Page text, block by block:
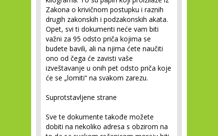
Zakona o krivičnom postupku i raznih
drugih zakonskih i podzakonskih akata.
Opet, svi ti dokumenti neće vam biti
važni za 95 odsto priča kojima se
budete bavili, ali na njima ćete naučiti
ono od čega će zavisti vaše
izveštavanje u onih pet odsto priča koje
će se „lomiti“ na svakom zarezu.
Suprotstavljene strane
Sve te dokumente takođe možete
dobiti na nekoliko adresa s obzirom na